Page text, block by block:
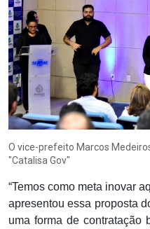
O vice-prefeito Marcos
"Catalisa Gov"
“Temos como meta inovar
apresentou essa proposta
uma forma de contratação